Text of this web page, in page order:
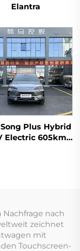
Elantra
Song Plus Hybrid
Electric 605km
nach
zeichnet
mit
Touchscreen-